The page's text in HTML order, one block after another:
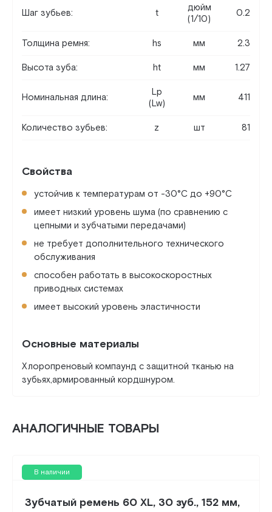
Шаг зубьев: t
дюйм
(1/10)
0.2
Толщина ремня: hs мм 2.3
Высота зуба: ht мм 1.27
Номинальная длина:
Lp
(Lw)
мм 411
Количество зубьев: z шт 81
Свойства
устойчив к температурам от -30°C до +90°C
имеет низкий уровень шума (по сравнению с
цепными и зубчатыми передачами)
не требует дополнительного технического
обслуживания
способен работать в высокоскоростных
приводных системах
имеет высокий уровень эластичности
Основные материалы
Хлоропреновый компаунд с защитной тканью на
зубьях,армированный кордшнуром.
АНАЛОГИЧНЫЕ ТОВАРЫ
В наличии
Зубчатый ремень 60 XL, 30 зуб., 152 мм,